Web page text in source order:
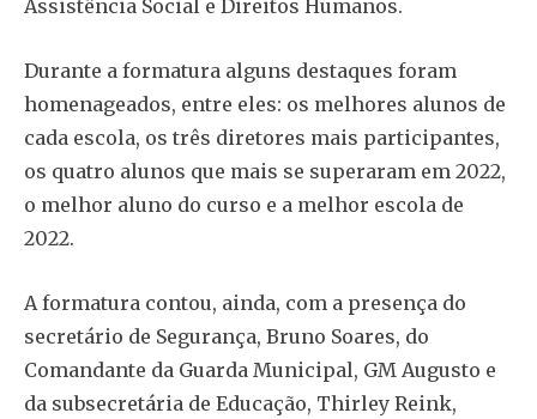
Assistência Social e Direitos Humanos.
Durante a formatura alguns destaques foram
homenageados, entre eles: os melhores alunos de
cada escola, os três diretores mais participantes,
os quatro alunos que mais se superaram em 2022,
o melhor aluno do curso e a melhor escola de
2022.
A formatura contou, ainda, com a presença do
secretário de Segurança, Bruno Soares, do
Comandante da Guarda Municipal, GM Augusto e
da subsecretária de Educação, Thirley Reink,